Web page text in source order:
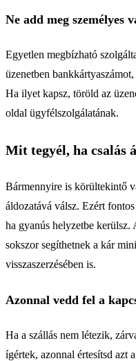
Ne add meg személyes
Egyetlen megbízható
üzenetben
Ha ilyet kapsz, töröld az
oldal ügyfélszolgálatának.
Mit tegyél, ha csalás
Bármennyire is körültekintő
áldozatává válsz. Ezért
ha gyanús helyzetbe kerülsz.
sokszor segíthetnek a kár
visszaszerzésében is.
Azonnal vedd fel a
Ha a szállás nem létezik,
ígértek, azonnal értesítsd azt